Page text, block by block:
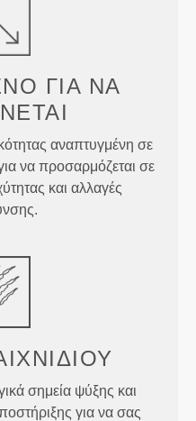
ΓΙΑ ΝΑ
αναπτυγμένη σε
να προσαρμόζεται σε
και αλλαγές
σημεία ψύξης και
για να σας